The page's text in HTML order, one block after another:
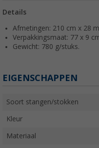
Details
Afmetingen: 210 cm x 28
Verpakkingsmaat: 77 x 9
Gewicht: 780 g/stuks.
EIGENSCHAPPEN
Soort stangen/stokken
Kleur
Materiaal